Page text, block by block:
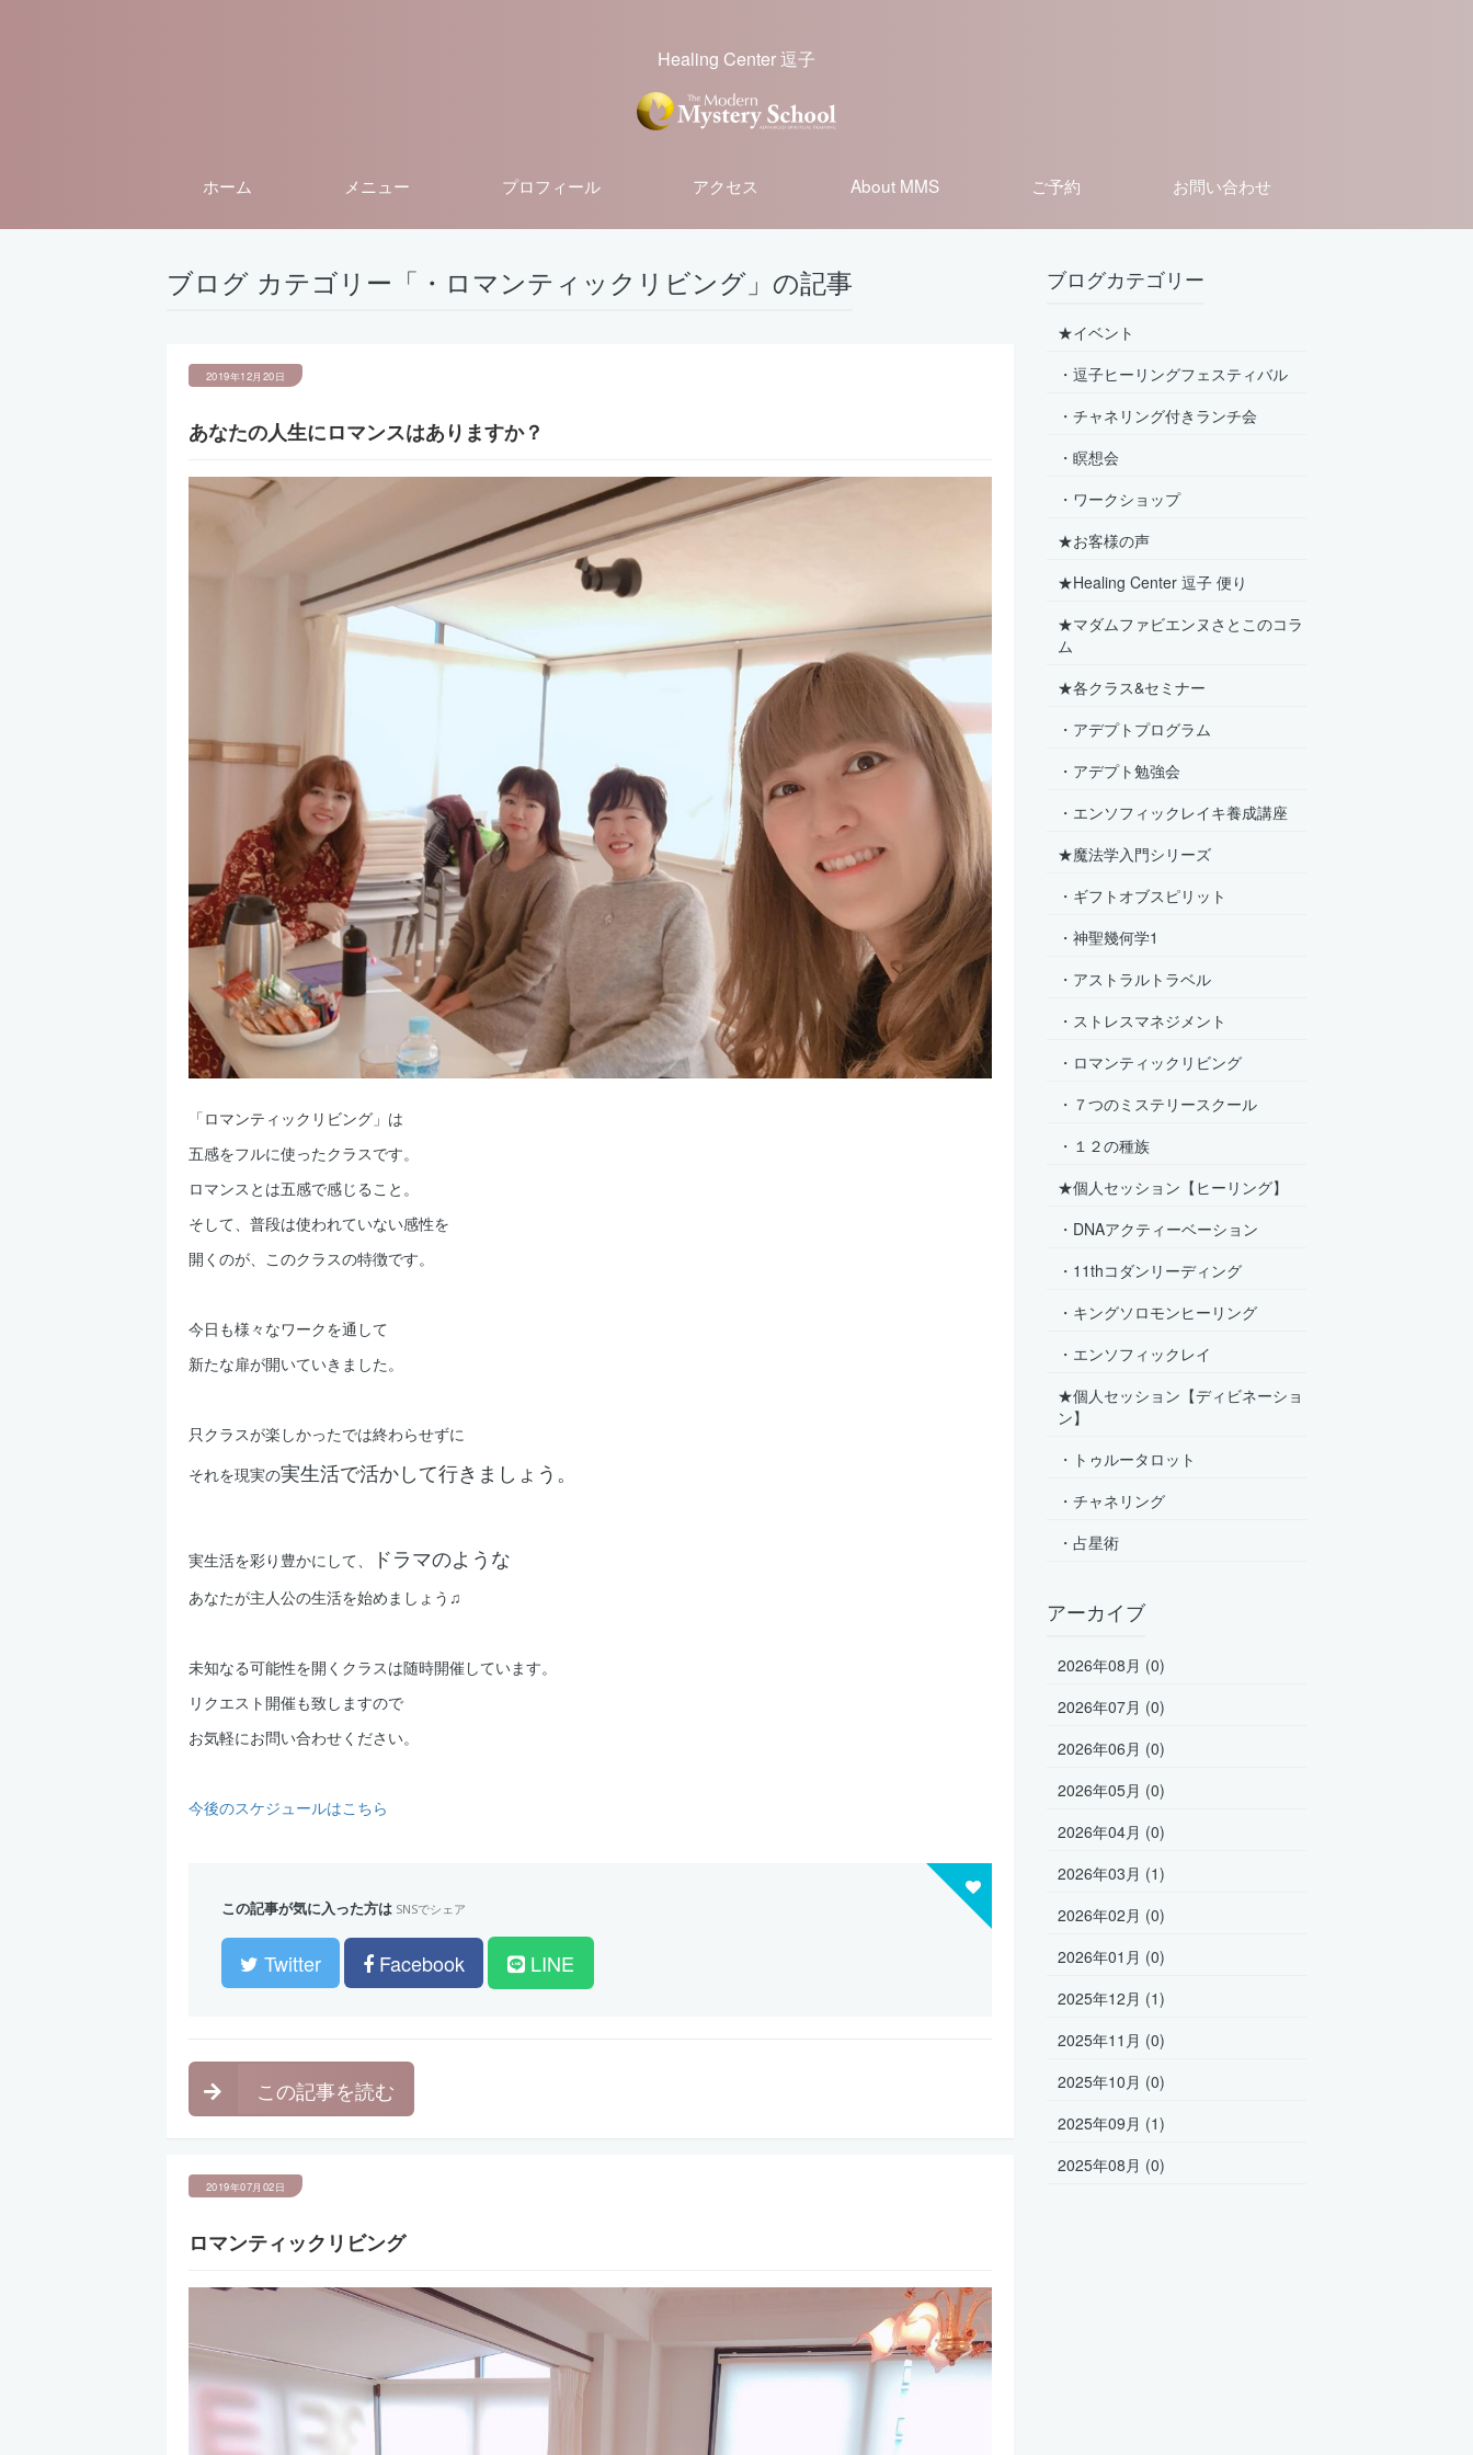
Healing Center 逗子
ホーム メニュー プロフィール アクセス About MMS ご予約 お問い合わせ
ブログ カテゴリー「・ロマンティックリビング」の記事
2019年12月20日
あなたの人生にロマンスはありますか？
「ロマンティックリビング」は
五感をフルに使ったクラスです。
ロマンスとは五感で感じること。
そして、普段は使われていない感性を
開くのが、このクラスの特徴です。
今日も様々なワークを通して
新たな扉が開いていきました。
只クラスが楽しかったでは終わらせずに
それを現実の実生活で活かして行きましょう。
実生活を彩り豊かにして、 ドラマのような
あなたが主人公の生活を始めましょう♫
未知なる可能性を開くクラスは随時開催しています。
リクエスト開催も致しますので
お気軽にお問い合わせください。
今後のスケジュールはこちら
この記事が気に入った方は SNSでシェア
Twitter Facebook LINE
この記事を読む
2019年07月02日
ロマンティックリビング
ブログカテゴリー
★イベント
・逗子ヒーリングフェスティバル
・チャネリング付きランチ会
・瞑想会
・ワークショップ
★お客様の声
★Healing Center 逗子 便り
★マダムファビエンヌさとこのコラ
ム
★各クラス&セミナー
・アデプトプログラム
・アデプト勉強会
・エンソフィックレイキ養成講座
★魔法学入門シリーズ
・ギフトオブスピリット
・神聖幾何学1
・アストラルトラベル
・ストレスマネジメント
・ロマンティックリビング
・７つのミステリースクール
・１２の種族
★個人セッション【ヒーリング】
・DNAアクティーベーション
・11thコダンリーディング
・キングソロモンヒーリング
・エンソフィックレイ
★個人セッション【ディビネーショ
ン】
・トゥルータロット
・チャネリング
・占星術
アーカイブ
2026年08月 (0)
2026年07月 (0)
2026年06月 (0)
2026年05月 (0)
2026年04月 (0)
2026年03月 (1)
2026年02月 (0)
2026年01月 (0)
2025年12月 (1)
2025年11月 (0)
2025年10月 (0)
2025年09月 (1)
2025年08月 (0)